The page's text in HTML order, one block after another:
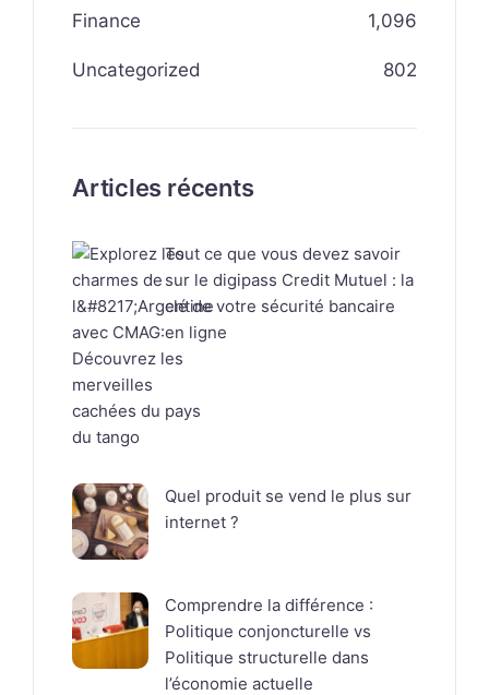
Finance 1,096
Uncategorized 802
Articles récents
Tout ce que vous devez savoir
sur le digipass Credit Mutuel : la
clé de votre sécurité bancaire
en ligne
Quel produit se vend le plus sur
internet ?
Comprendre la différence :
Politique conjoncturelle vs
Politique structurelle dans
l’économie actuelle